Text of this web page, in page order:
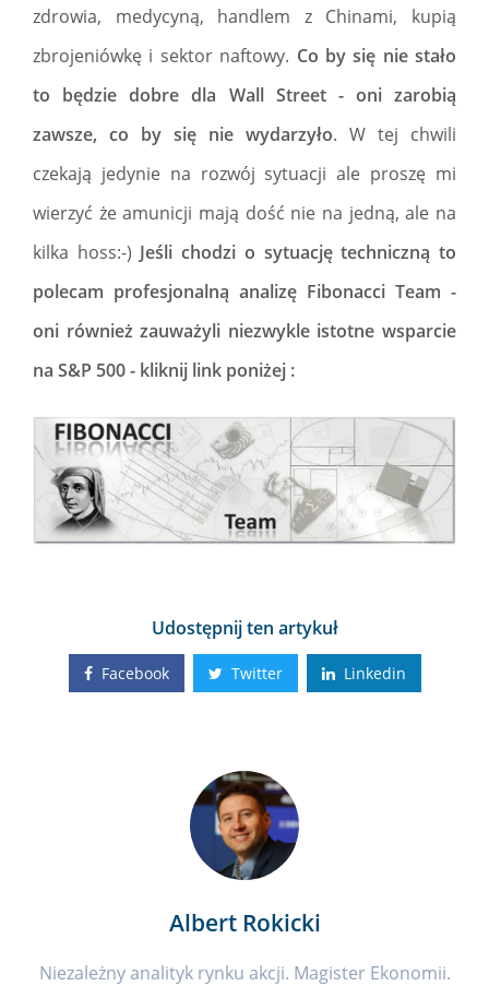
zdrowia, medycyną, handlem z Chinami, kupią
zbrojeniówkę i sektor naftowy. Co by się nie stało
to będzie dobre dla Wall Street - oni zarobią
zawsze, co by się nie wydarzyło. W tej chwili
czekają jedynie na rozwój sytuacji ale proszę mi
wierzyć że amunicji mają dość nie na jedną, ale na
kilka hoss:-) Jeśli chodzi o sytuację techniczną to
polecam profesjonalną analizę Fibonacci Team -
oni również zauważyli niezwykle istotne wsparcie
na S&P 500 - kliknij link poniżej :
Udostępnij ten artykuł
Facebook Twitter Linkedin
Albert Rokicki
Niezależny analityk rynku akcji. Magister Ekonomii.